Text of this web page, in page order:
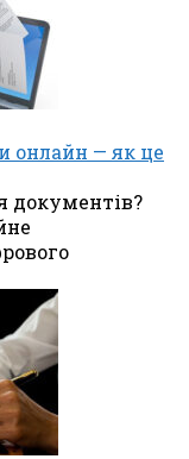
онлайн — як це
документів?